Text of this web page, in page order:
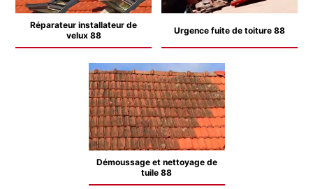
Réparateur installateur de
velux 88
Urgence fuite de toiture 88
Démoussage et nettoyage de
tuile 88